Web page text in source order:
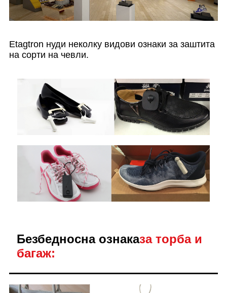
Etagtron нуди неколку видови ознаки за заштита
на сорти на чевли.
Безбедносна ознаказа торба и
багаж: